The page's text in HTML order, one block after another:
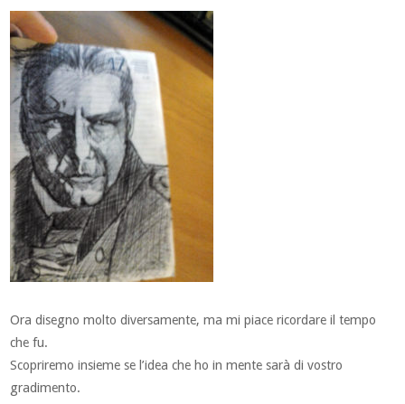
Ora disegno molto diversamente, ma mi piace ricordare il tempo
che fu.
Scopriremo insieme se l’idea che ho in mente sarà di vostro
gradimento.